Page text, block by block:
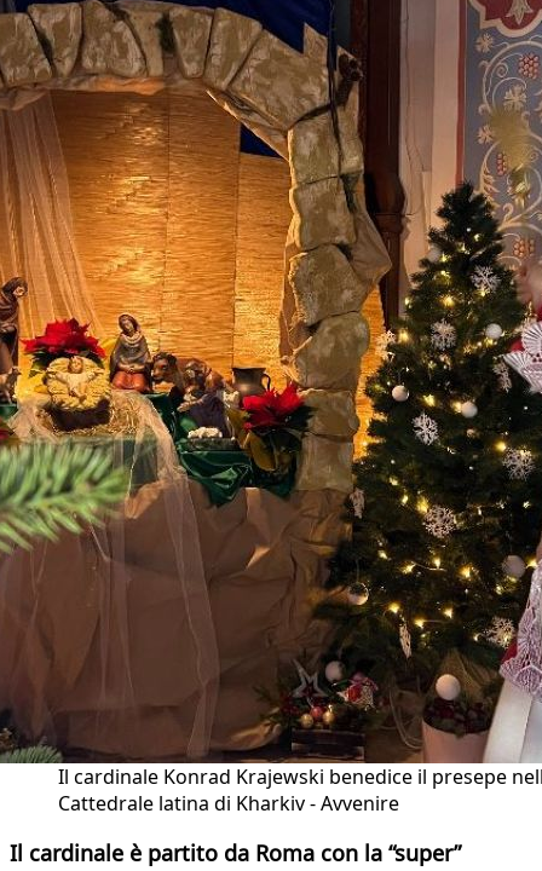
Il cardinale Konrad Krajewski benedice il presepe
Cattedrale latina di Kharkiv - Avvenire
Il cardinale è partito da Roma con la “super”